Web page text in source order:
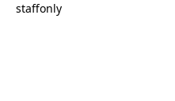
staffonly